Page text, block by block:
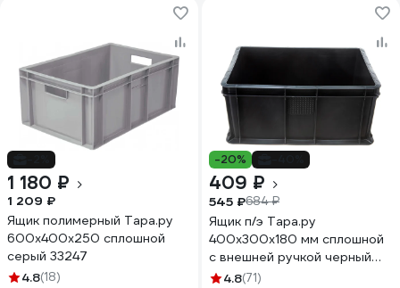
1 180 ₽
1 209 ₽
Ящик полимерный Тара.ру
600x400x250 сплошной
серый 33247
4.8(18)
-20%
409 ₽
545 ₽684 ₽
Ящик п/э Тара.ру
400х300х180 мм сплошной
с внешней ручкой черный
19486
4.8(71)